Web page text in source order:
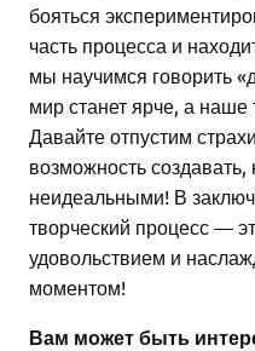
бояться
часть процесса и
мы научимся говорить
мир станет ярче, а наше
Давайте отпустим
возможность
неидеальными! В
творческий процесс —
удовольствием и
моментом!
Вам может быть